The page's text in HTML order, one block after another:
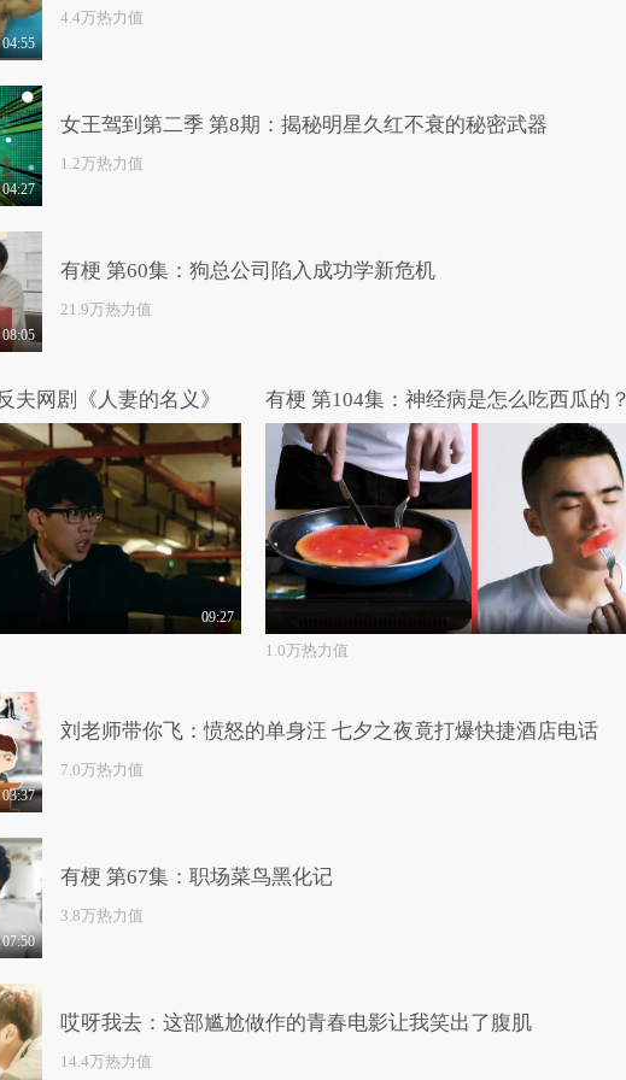
04:55
4.4万热力值
04:27
女王驾到第二季 第8期：揭秘明星久红不衰的秘密武器
1.2万热力值
08:05
有梗 第60集：狗总公司陷入成功学新危机
21.9万热力值
夫网剧《人妻的名义》
09:27
有梗 第104集：神经病是怎么吃西瓜的
1.0万热力值
03:37
刘老师带你飞：愤怒的单身汪 七夕之夜竟打爆快捷酒店电话
7.0万热力值
07:50
有梗 第67集：职场菜鸟黑化记
3.8万热力值
哎呀我去：这部尴尬做作的青春电影让我笑出了腹肌
14.4万热力值